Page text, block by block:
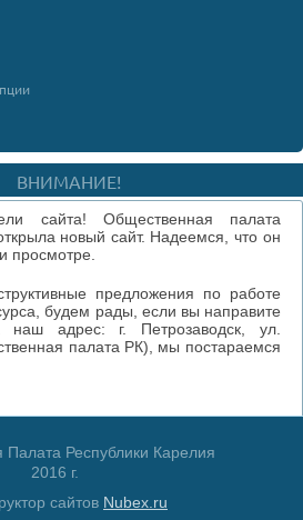
ВНИМАНИЕ!
сайта! Общественная палата
новый сайт. Надеемся, что он
просмотре.
предложения по работе
будем рады, если вы направите
адрес: г. Петрозаводск, ул.
палата РК), мы постараемся
Республики Карелия
2016 г.
сайтов Nubex.ru